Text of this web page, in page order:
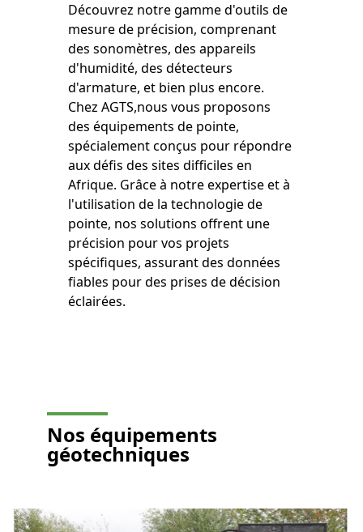
Découvrez notre gamme d'outils de
mesure de précision, comprenant
des sonomètres, des appareils
d'humidité, des détecteurs
d'armature, et bien plus encore.
Chez AGTS,nous vous proposons
des équipements de pointe,
spécialement conçus pour répondre
aux défis des sites difficiles en
Afrique. Grâce à notre expertise et à
l'utilisation de la technologie de
pointe, nos solutions offrent une
précision pour vos projets
spécifiques, assurant des données
fiables pour des prises de décision
éclairées.
Nos équipements
géotechniques